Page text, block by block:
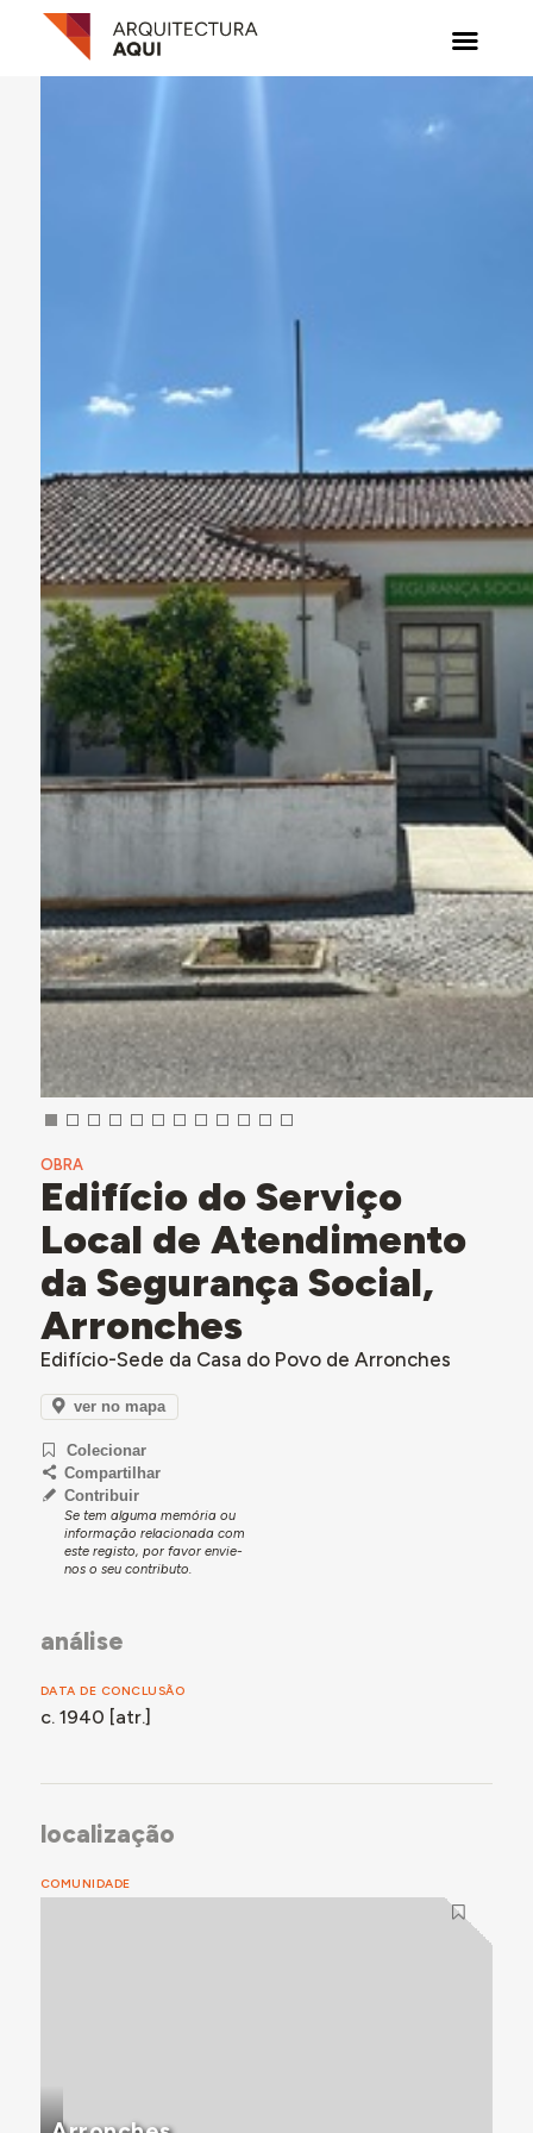
OBRA
Edifício do Serviço
Local de Atendimento
da Segurança Social,
Arronches
Edifício-Sede da Casa do Povo de Arronches
ver no mapa
Colecionar
Compartilhar
Contribuir
Se tem alguma memória ou
informação relacionada com
este registo, por favor envie-
nos o seu contributo.
análise
DATA DE CONCLUSÃO
c. 1940 [atr.]
localização
COMUNIDADE